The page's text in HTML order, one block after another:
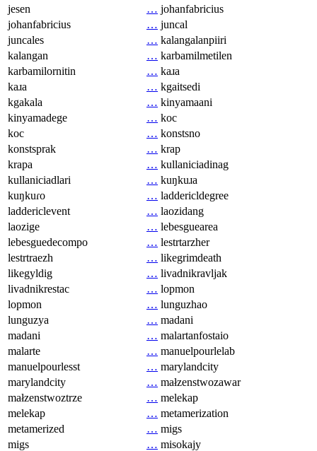
jesen
… johanfabricius
johanfabricius
… juncal
juncales
… kalangalanpiiri
kalangan
… karbamilmetilen
karbamilornitin
… kaɹa
kaɹa
… kgaitsedi
kgakala
… kinyamaani
kinyamadege
… koc
koc
… konstsno
konstsprak
… krap
krapa
… kullaniciadinag
kullaniciadlari
… kuŋkuɹa
kuŋkuɾo
… laddericldegree
laddericlevent
… laozidang
laozige
… lebesguearea
lebesguedecompo
… lestrtarzher
lestrtraezh
… likegrimdeath
likegyldig
… livadnikravljak
livadnikrestac
… lopmon
lopmon
… lunguzhao
lunguzya
… madani
madani
… malartanfostaio
malarte
… manuelpourlelab
manuelpourlesst
… marylandcity
marylandcity
… małzenstwozawar
małzenstwoztrze
… melekap
melekap
… metamerization
metamerized
… migs
migs
… misokajy